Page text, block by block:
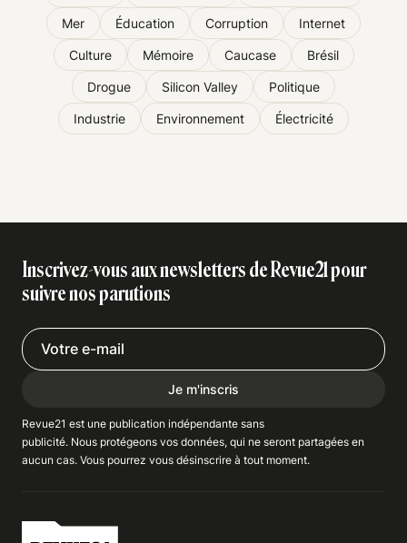
Mer Éducation Corruption Internet
Culture Mémoire Caucase Brésil
Drogue Silicon Valley Politique
Industrie Environnement Électricité
Inscrivez-vous aux newsletters de Revue21 pour
suivre nos parutions
Je m'inscris
Revue21 est une publication indépendante sans
publicité. Nous protégeons vos données, qui ne seront partagées en
aucun cas. Vous pourrez vous désinscrire à tout moment.